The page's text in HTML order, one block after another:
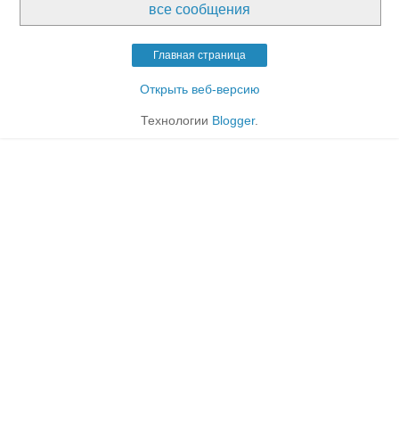
все сообщения
Главная страница
Открыть веб-версию
Технологии Blogger.